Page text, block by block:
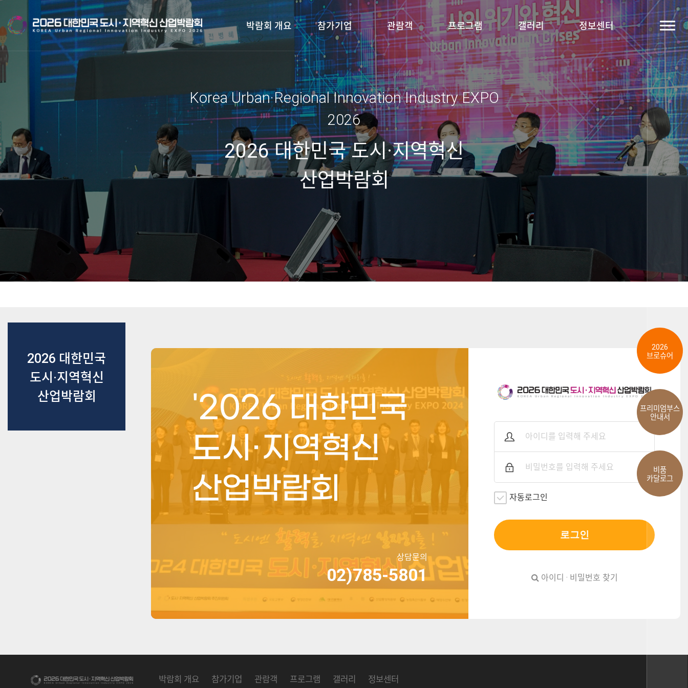
2026
브로슈어
프리미엄부스
안내서
비품
카달로그
박람회 개요 참가기업 관람객 프로그램 갤러리 정보센터
Korea Urban·Regional Innovation Industry EXPO
2026
2026 대한민국 도시·지역혁신
산업박람회
2026 대한민국
도시·지역혁신
산업박람회
'2026 대한민국
도시·지역혁신
산업박람회
상담문의
02)785-5801
자동로그인
로그인
아이디 · 비밀번호 찾기
박람회 개요 참가기업 관람객 프로그램 갤러리 정보센터